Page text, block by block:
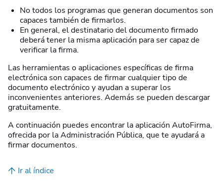
No todos los programas que generan documentos son
capaces también de firmarlos.
En general, el destinatario del documento firmado
deberá tener la misma aplicación para ser capaz de
verificar la firma.
Las herramientas o aplicaciones específicas de firma
electrónica son capaces de firmar cualquier tipo de
documento electrónico y ayudan a superar los
inconvenientes anteriores. Además se pueden descargar
gratuitamente.
A continuación puedes encontrar la aplicación AutoFirma,
ofrecida por la Administración Pública, que te ayudará a
firmar documentos.
Ir al índice